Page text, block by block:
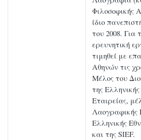
Φιλοσοφικής
ίδιο
του 2008. Για
ερευνητική
τιμηθεί με
Αθηνών τις
Μέλος του
της
Εταιρείας,
Λαογραφικής
Ελληνικής
και της SIEF.